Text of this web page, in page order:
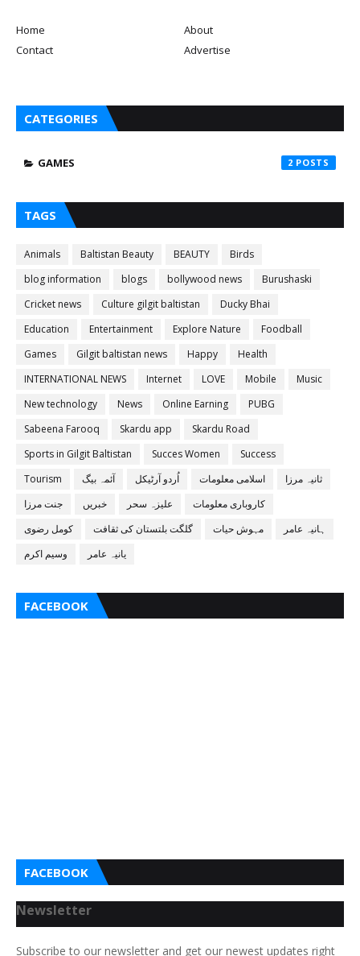
Home
About
Contact
Advertise
CATEGORIES
GAMES 2
TAGS
Animals Baltistan Beauty BEAUTY
Birds
blog information
blogs bollywood news
Burushaski
Cricket news
Culture gilgit baltistan
Ducky Bhai
Education
Entertainment Explore Nature
Foodball
Games
Gilgit baltistan news Happy
Health
INTERNATIONAL NEWS
Internet LOVE Mobile
Music
New technology
News Online Earning
PUBG
Sabeena Farooq
Skardu app
Skardu Road
Sports in Gilgit Baltistan
Succes Women
Success
Tourism
آئمہ بیگ اُردو آرٹیکل اسلامی معلومات
ثانیہ مرزا
جنت مرزا
خبریں علیزہ سحر
کاروباری معلومات
کومل رضوی
گلگت بلتستان کی ثقافت مہوش حیات
ہانیہ عامر
وسیم اکرم
یانیہ عامر
FACEBOOK
FACEBOOK
Newsletter
Subscribe to our newsletter and get our newest updates right